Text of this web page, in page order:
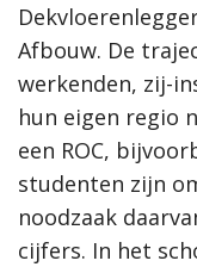
Afbouw. De
werkenden, zij-
hun eigen regio
een ROC,
studenten zijn
noodzaak
cijfers. In het